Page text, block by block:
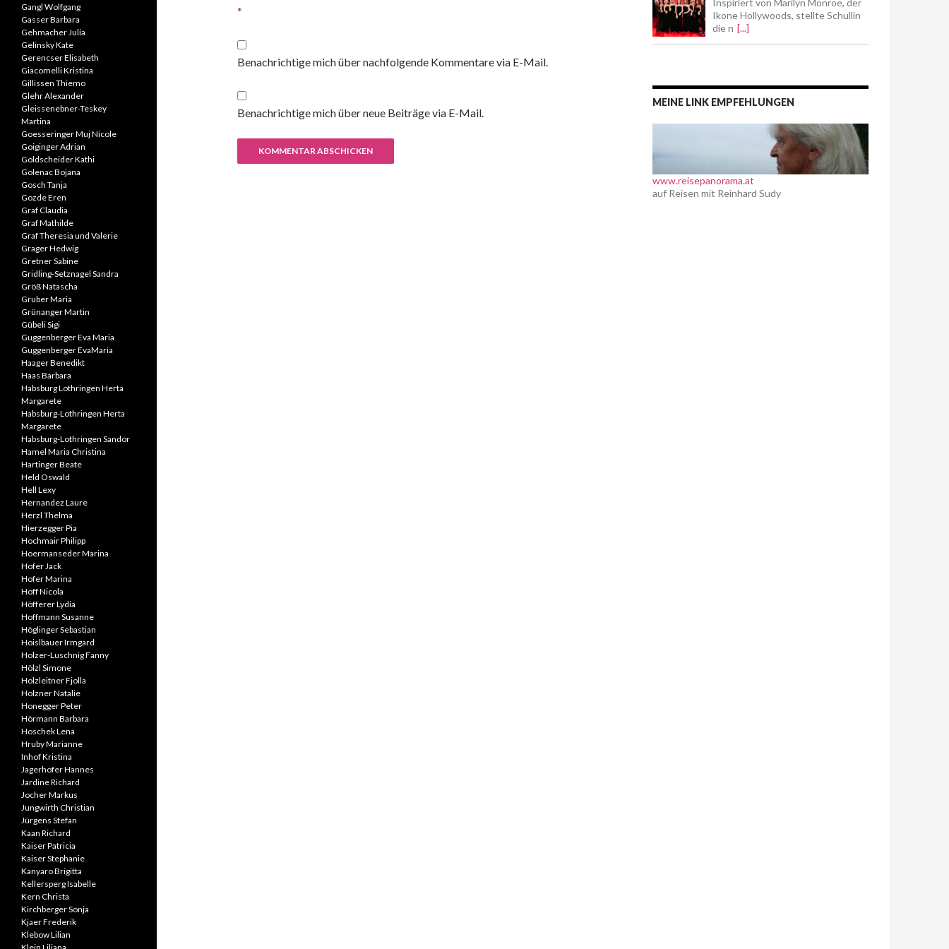
*
Benachrichtige mich über nachfolgende Kommentare via E-Mail.
Benachrichtige mich über neue Beiträge via E-Mail.
Inspiriert von Marilyn Monroe, der
Ikone Hollywoods, stellte Schullin
die n [...]
MEINE LINK EMPFEHLUNGEN
www.reisepanorama.at
auf Reisen mit Reinhard Sudy
Gangl Wolfgang
Gasser Barbara
Gehmacher Julia
Gelinsky Kate
Gerencser Elisabeth
Giacomelli Kristina
Gillissen Thiemo
Glehr Alexander
Gleissenebner-Teskey
Martina
Goesseringer Muj Nicole
Goiginger Adrian
Goldscheider Kathi
Golenac Bojana
Gosch Tanja
Gozde Eren
Graf Claudia
Graf Mathilde
Graf Theresia und Valerie
Grager Hedwig
Gretner Sabine
Gridling-Setznagel Sandra
Größ Natascha
Gruber Maria
Grünanger Martin
Gübeli Sigi
Guggenberger Eva Maria
Guggenberger EvaMaria
Haager Benedikt
Haas Barbara
Habsburg Lothringen Herta
Margarete
Habsburg-Lothringen Herta
Margarete
Habsburg-Lothringen Sandor
Hamel Maria Christina
Hartinger Beate
Held Oswald
Hell Lexy
Hernandez Laure
Herzl Thelma
Hierzegger Pia
Hochmair Philipp
Hoermanseder Marina
Hofer Jack
Hofer Marina
Hoff Nicola
Höfferer Lydia
Hoffmann Susanne
Höglinger Sebastian
Hoislbauer Irmgard
Holzer-Luschnig Fanny
Hölzl Simone
Holzleitner Fjolla
Holzner Natalie
Honegger Peter
Hörmann Barbara
Hoschek Lena
Hruby Marianne
Inhof Kristina
Jagerhofer Hannes
Jardine Richard
Jocher Markus
Jungwirth Christian
Jürgens Stefan
Kaan Richard
Kaiser Patricia
Kaiser Stephanie
Kanyaro Brigitta
Kellersperg Isabelle
Kern Christa
Kirchberger Sonja
Kjaer Frederik
Klebow Lilian